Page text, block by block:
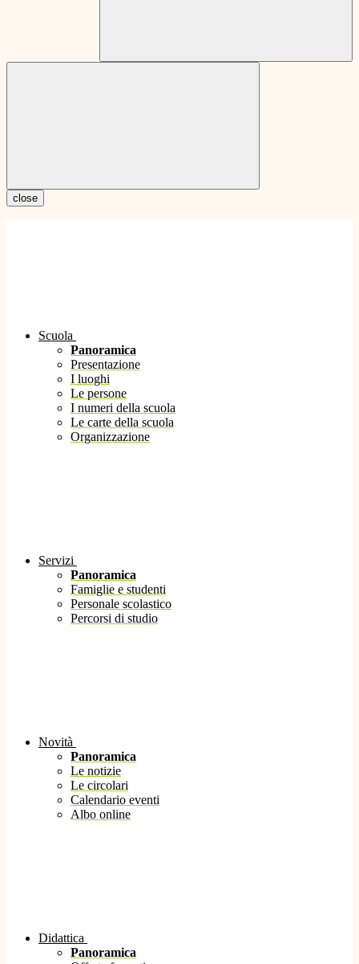
close
Scuola
Panoramica
Presentazione
I luoghi
Le persone
I numeri della scuola
Le carte della scuola
Organizzazione
Servizi
Panoramica
Famiglie e studenti
Personale scolastico
Percorsi di studio
Novità
Panoramica
Le notizie
Le circolari
Calendario eventi
Albo online
Didattica
Panoramica